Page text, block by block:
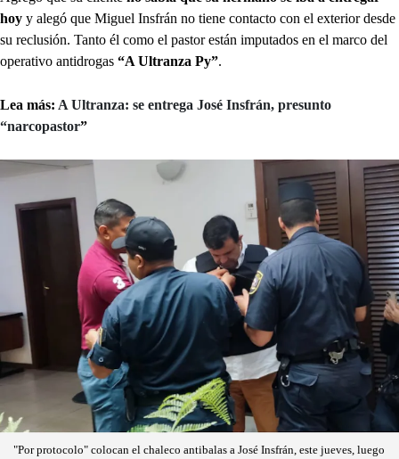
hoy y alegó que Miguel Insfrán no tiene contacto con el exterior desde
su reclusión. Tanto él como el pastor están imputados en el marco del
operativo antidrogas “A Ultranza Py”.
Lea más: A Ultranza: se entrega José Insfrán, presunto
“narcopastor”
"Por protocolo" colocan el chaleco antibalas a José Insfrán, este jueves, luego